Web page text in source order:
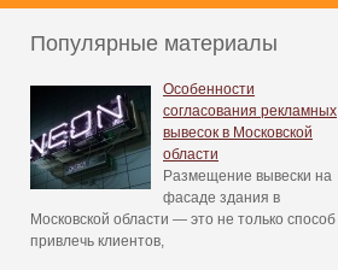
Популярные материалы
Особенности
согласования рекламных
вывесок в Московской
области
Размещение вывески на
фасаде здания в
Московской области — это не только способ
привлечь клиентов,